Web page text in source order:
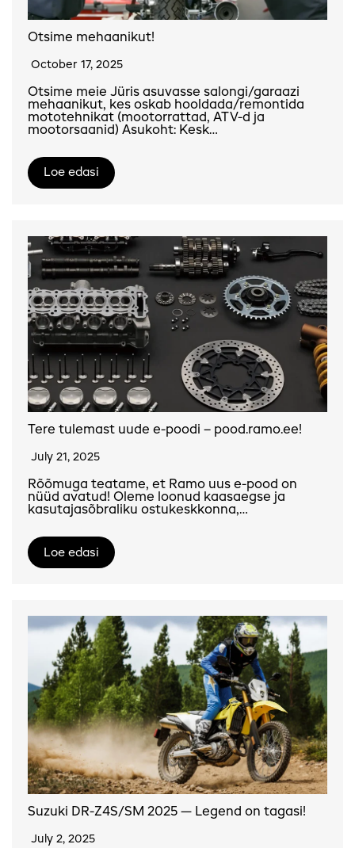
Otsime mehaanikut!
October 17, 2025
Otsime meie Jüris asuvasse salongi/garaazi
mehaanikut, kes oskab hooldada/remontida
mototehnikat (mootorrattad, ATV-d ja
mootorsaanid) Asukoht: Kesk…
Loe edasi
Tere tulemast uude e-poodi – pood.ramo.ee!
July 21, 2025
Rõõmuga teatame, et Ramo uus e-pood on
nüüd avatud! Oleme loonud kaasaegse ja
kasutajasõbraliku ostukeskkonna,…
Loe edasi
Suzuki DR-Z4S/SM 2025 — Legend on tagasi!
July 2, 2025